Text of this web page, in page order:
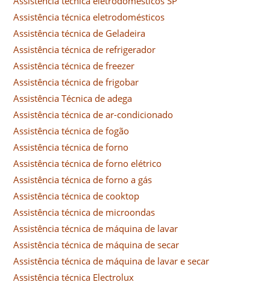
Assistência técnica eletrodomésticos
Assistência técnica de Geladeira
Assistência técnica de refrigerador
Assistência técnica de freezer
Assistência técnica de frigobar
Assistência Técnica de adega
Assistência técnica de ar-condicionado
Assistência técnica de fogão
Assistência técnica de forno
Assistência técnica de forno elétrico
Assistência técnica de forno a gás
Assistência técnica de cooktop
Assistência técnica de microondas
Assistência técnica de máquina de lavar
Assistência técnica de máquina de secar
Assistência técnica de máquina de lavar e secar
Assistência técnica Electrolux